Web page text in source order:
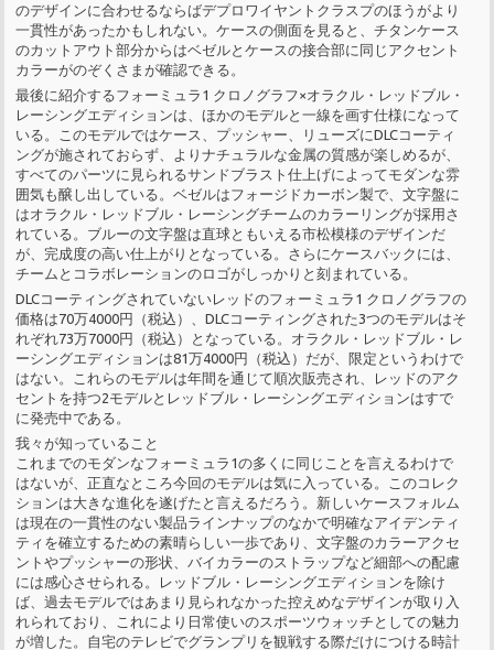
のデザインに合わせるならばデプロワイヤントクラスプのほうがより
一貫性があったかもしれない。ケースの側面を見ると、チタンケース
のカットアウト部分からはベゼルとケースの接合部に同じアクセント
カラーがのぞくさまが確認できる。
最後に紹介するフォーミュラ1 クロノグラフ×オラクル・レッドブル・
レーシングエディションは、ほかのモデルと一線を画す仕様になって
いる。このモデルではケース、プッシャー、リューズにDLCコーティ
ングが施されておらず、よりナチュラルな金属の質感が楽しめるが、
すべてのパーツに見られるサンドブラスト仕上げによってモダンな雰
囲気も醸し出している。ベゼルはフォージドカーボン製で、文字盤に
はオラクル・レッドブル・レーシングチームのカラーリングが採用さ
れている。ブルーの文字盤は直球ともいえる市松模様のデザインだ
が、完成度の高い仕上がりとなっている。さらにケースバックには、
チームとコラボレーションのロゴがしっかりと刻まれている。
DLCコーティングされていないレッドのフォーミュラ1 クロノグラフの
価格は70万4000円（税込）、DLCコーティングされた3つのモデルはそ
れぞれ73万7000円（税込）となっている。オラクル・レッドブル・レ
ーシングエディションは81万4000円（税込）だが、限定というわけで
はない。これらのモデルは年間を通じて順次販売され、レッドのアク
セントを持つ2モデルとレッドブル・レーシングエディションはすで
に発売中である。
我々が知っていること
これまでのモダンなフォーミュラ1の多くに同じことを言えるわけで
はないが、正直なところ今回のモデルは気に入っている。このコレク
ションは大きな進化を遂げたと言えるだろう。新しいケースフォルム
は現在の一貫性のない製品ラインナップのなかで明確なアイデンティ
ティを確立するための素晴らしい一歩であり、文字盤のカラーアクセ
ントやプッシャーの形状、バイカラーのストラップなど細部への配慮
には感心させられる。レッドブル・レーシングエディションを除け
ば、過去モデルではあまり見られなかった控えめなデザインが取り入
れられており、これにより日常使いのスポーツウォッチとしての魅力
が増した。自宅のテレビでグランプリを観戦する際だけにつける時計